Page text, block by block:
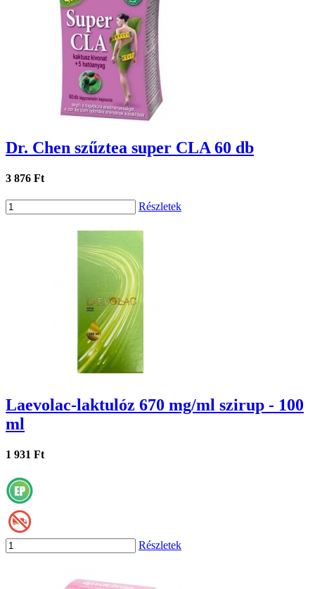
Dr. Chen szűztea super CLA 60 db
3 876 Ft
Részletek
Laevolac-laktulóz 670 mg/ml szirup - 100
ml
1 931 Ft
Részletek